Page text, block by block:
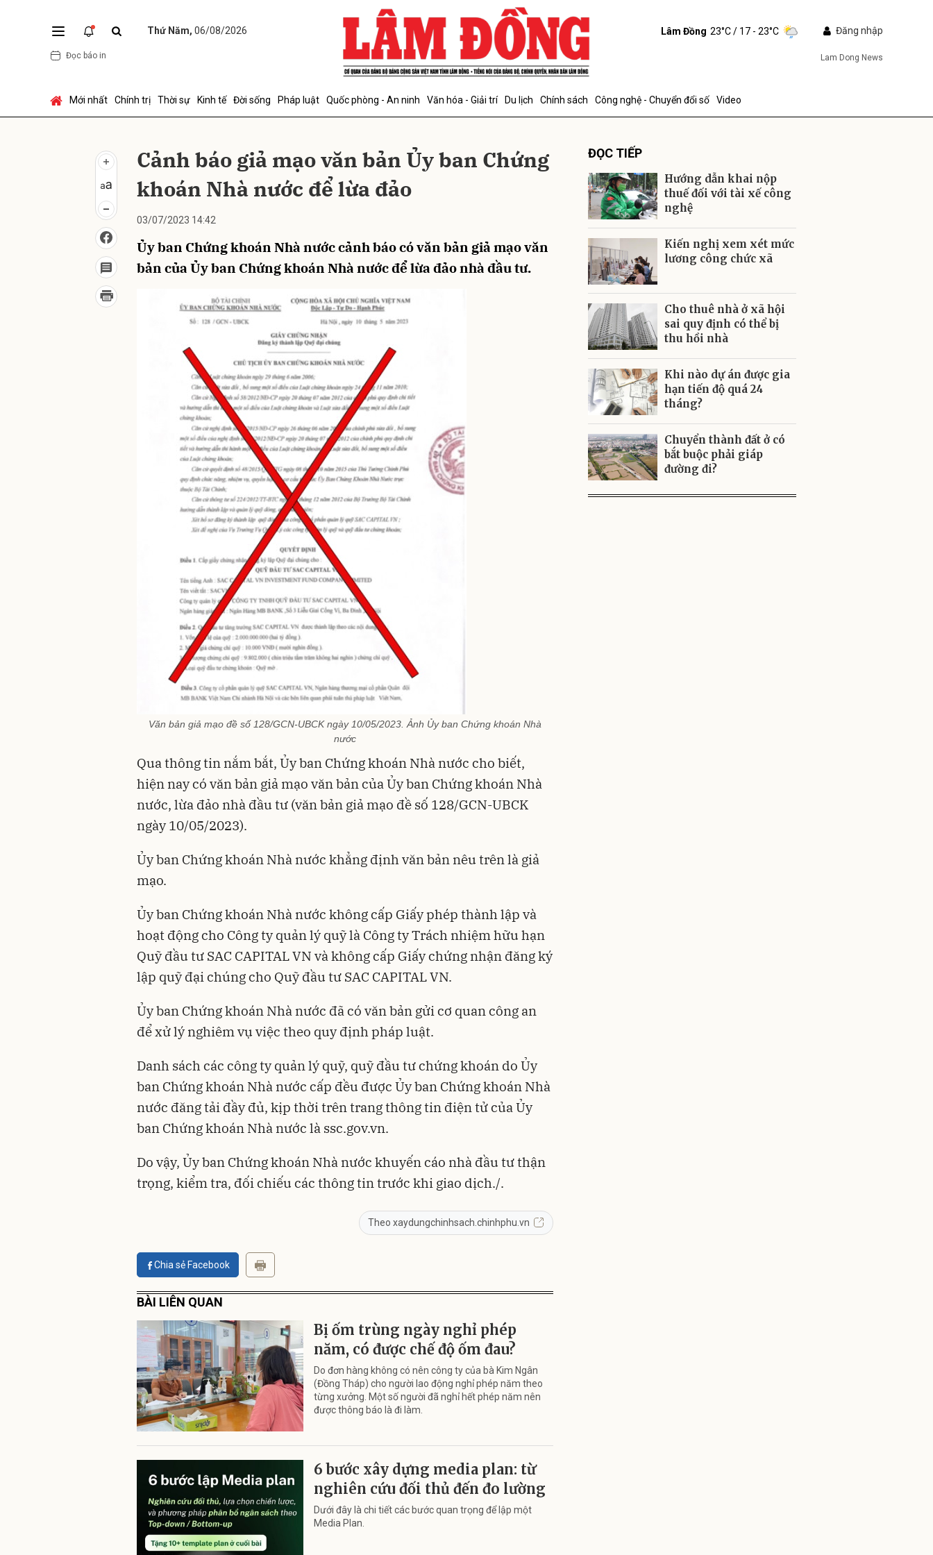
Thứ Năm, 06/08/2026
Đọc báo in
Lâm Đồng 23°C/ 17 - 23°C Đăng nhập
Lam Dong News
Mới nhất Chính trị Thời sự Kinh tế Đời sống Pháp luật Quốc phòng - An ninh Văn hóa - Giải trí Du lịch Chính sách Công nghệ - Chuyển đổi số Video
Cảnh báo giả mạo văn bản Ủy ban Chứng
khoán Nhà nước để lừa đảo
03/07/2023 14:42
Ủy ban Chứng khoán Nhà nước cảnh báo có văn bản giả mạo văn
bản của Ủy ban Chứng khoán Nhà nước để lừa đảo nhà đầu tư.
Văn bản giả mạo đề số 128/GCN-UBCK ngày 10/05/2023. Ảnh Ủy ban Chứng khoán Nhà
nước
Qua thông tin nắm bắt, Ủy ban Chứng khoán Nhà nước cho biết,
hiện nay có văn bản giả mạo văn bản của Ủy ban Chứng khoán Nhà
nước, lừa đảo nhà đầu tư (văn bản giả mạo đề số 128/GCN-UBCK
ngày 10/05/2023).
Ủy ban Chứng khoán Nhà nước khẳng định văn bản nêu trên là giả
mạo.
Ủy ban Chứng khoán Nhà nước không cấp Giấy phép thành lập và
hoạt động cho Công ty quản lý quỹ là Công ty Trách nhiệm hữu hạn
Quỹ đầu tư SAC CAPITAL VN và không cấp Giấy chứng nhận đăng ký
lập quỹ đại chúng cho Quỹ đầu tư SAC CAPITAL VN.
Ủy ban Chứng khoán Nhà nước đã có văn bản gửi cơ quan công an
để xử lý nghiêm vụ việc theo quy định pháp luật.
Danh sách các công ty quản lý quỹ, quỹ đầu tư chứng khoán do Ủy
ban Chứng khoán Nhà nước cấp đều được Ủy ban Chứng khoán Nhà
nước đăng tải đầy đủ, kịp thời trên trang thông tin điện tử của Ủy
ban Chứng khoán Nhà nước là ssc.gov.vn.
Do vậy, Ủy ban Chứng khoán Nhà nước khuyến cáo nhà đầu tư thận
trọng, kiểm tra, đối chiếu các thông tin trước khi giao dịch./.
Theo xaydungchinhsach.chinhphu.vn
Chia sẻ Facebook
BÀI LIÊN QUAN
Bị ốm trùng ngày nghỉ phép
năm, có được chế độ ốm đau?
Do đơn hàng không có nên công ty của bà Kim Ngân
(Đồng Tháp) cho người lao động nghỉ phép năm theo
từng xưởng. Một số người đã nghỉ hết phép năm nên
được thông báo là đi làm.
6 bước xây dựng media plan: từ
nghiên cứu đối thủ đến đo lường
Dưới đây là chi tiết các bước quan trọng để lập một
Media Plan.
ĐỌC TIẾP
Hướng dẫn khai nộp
thuế đối với tài xế công
nghệ
Kiến nghị xem xét mức
lương công chức xã
Cho thuê nhà ở xã hội
sai quy định có thể bị
thu hồi nhà
Khi nào dự án được gia
hạn tiến độ quá 24
tháng?
Chuyển thành đất ở có
bắt buộc phải giáp
đường đi?
Gửi bình luận
Gửi